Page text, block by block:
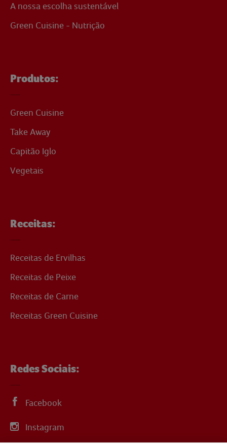
A nossa escolha sustentável
Green Cuisine - Nutrição
Produtos:
Green Cuisine
Take Away
Capitão Iglo
Vegetais
Receitas:
Receitas de Ervilhas
Receitas de Peixe
Receitas de Carne
Receitas Green Cuisine
Redes Sociais:
Facebook
Instagram